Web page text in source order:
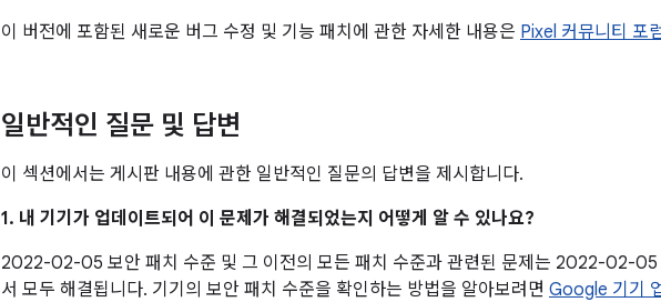
이 버전에 포함된 새로운 버그 수정 및 기능 패치에 관한 자세한 내용은 Pixel 커뮤니티 포
일반적인 질문 및 답변
이 섹션에서는 게시판 내용에 관한 일반적인 질문의 답변을 제시합니다.
1. 내 기기가 업데이트되어 이 문제가 해결되었는지 어떻게 알 수 있나요?
2022-02-05 보안 패치 수준 및 그 이전의 모든 패치 수준과 관련된 문제는 2022-02-05
서 모두 해결됩니다. 기기의 보안 패치 수준을 확인하는 방법을 알아보려면 Google 기기